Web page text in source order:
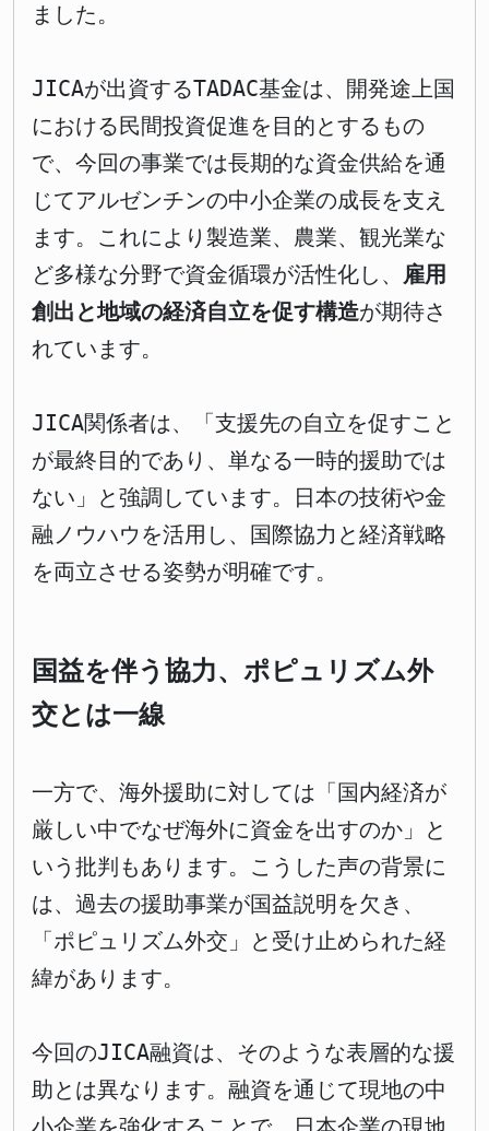
ました。
JICAが出資するTADAC基金は、開発途上国
における民間投資促進を目的とするもの
で、今回の事業では長期的な資金供給を通
じてアルゼンチンの中小企業の成長を支え
ます。これにより製造業、農業、観光業な
ど多様な分野で資金循環が活性化し、 雇用
創出と地域の経済自立を促す構造が期待さ
れています。
JICA関係者は、「支援先の自立を促すこと
が最終目的であり、単なる一時的援助では
ない」と強調しています。日本の技術や金
融ノウハウを活用し、国際協力と経済戦略
を両立させる姿勢が明確です。
国益を伴う協力、ポピュリズム外
交とは一線
一方で、海外援助に対しては「国内経済が
厳しい中でなぜ海外に資金を出すのか」と
いう批判もあります。こうした声の背景に
は、過去の援助事業が国益説明を欠き、
「ポピュリズム外交」と受け止められた経
緯があります。
今回のJICA融資は、そのような表層的な援
助とは異なります。融資を通じて現地の中